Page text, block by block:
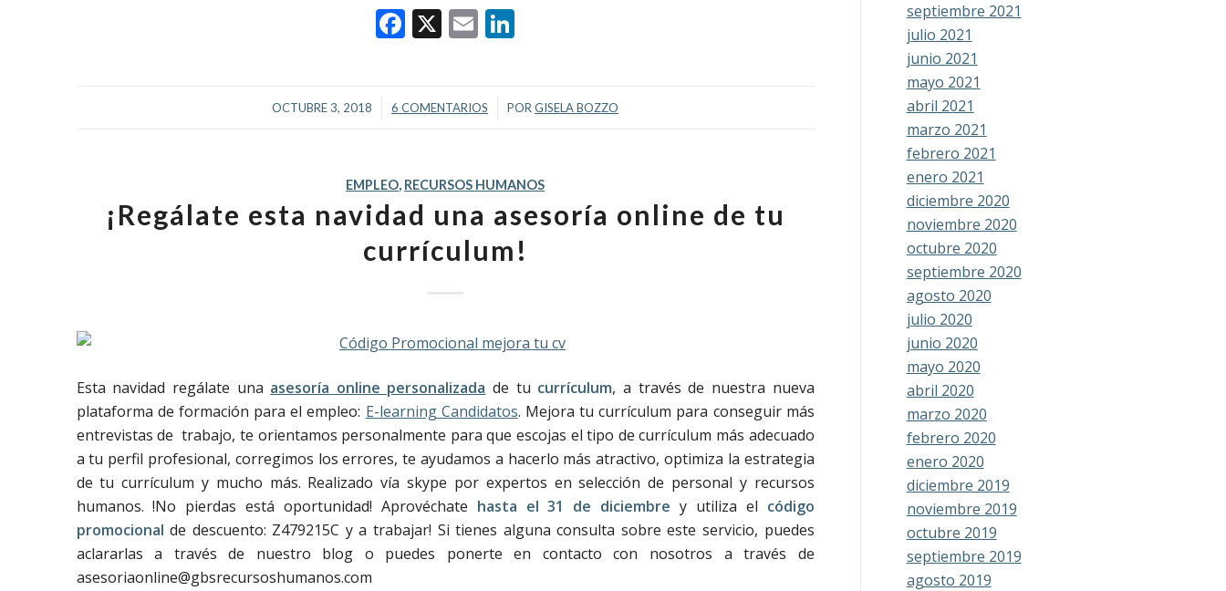
Facebook
X Email
OCTUBRE 3, 2018
/ 6 COMENTARIOS
/ PORGISELA BOZZO
EMPLEO, RECURSOS HUMANOS
¡Regálate esta navidad una asesoría online de tu
currículum!
Esta navidad regálate una asesoría online personalizada de tu currículum, a través de nuestra nueva
plataforma de formación para el empleo: E-learning Candidatos. Mejora tu currículum para conseguir más
entrevistas de trabajo, te orientamos personalmente para que escojas el tipo de currículum más adecuado
a tu perfil profesional, corregimos los errores, te ayudamos a hacerlo más atractivo, optimiza la estrategia
de tu currículum y mucho más. Realizado vía skype por expertos en selección de personal y recursos
humanos. !No pierdas está oportunidad! Aprovéchate hasta el 31 de diciembre y utiliza el código
promocionalde descuento: Z479215C y a trabajar! Si tienes alguna consulta sobre este servicio, puedes
aclararlas a través de nuestro blog o puedes ponerte en contacto con nosotros a través de
asesoriaonline@gbsrecursoshumanos.com
septiembre 2021
julio 2021
junio 2021
mayo 2021
abril 2021
marzo 2021
febrero 2021
enero 2021
diciembre 2020
noviembre 2020
octubre 2020
septiembre 2020
agosto 2020
julio 2020
junio 2020
mayo 2020
abril 2020
marzo 2020
febrero 2020
enero 2020
diciembre 2019
noviembre 2019
octubre 2019
septiembre 2019
agosto 2019